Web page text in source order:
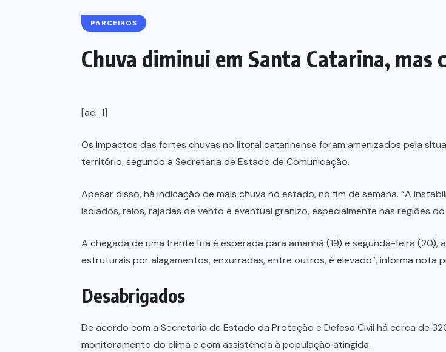
PARCEIROS
Chuva diminui em Santa Catarina,
[ad_1]
Os impactos das fortes chuvas no litoral catarinense foram amenizados pela
território, segundo a Secretaria de Estado de Comunicação.
Apesar disso, há indicação de mais chuva no estado, no fim de semana. “A
isolados, raios, rajadas de vento e eventual granizo, especialmente nas regiões
A chegada de uma frente fria é esperada para amanhã (19) e segunda-feira
estruturais por alagamentos, enxurradas, entre outros, é elevado”, informa nota
Desabrigados
De acordo com a Secretaria de Estado da Proteção e Defesa Civil há cerca de
monitoramento do clima e com assistência à população atingida.